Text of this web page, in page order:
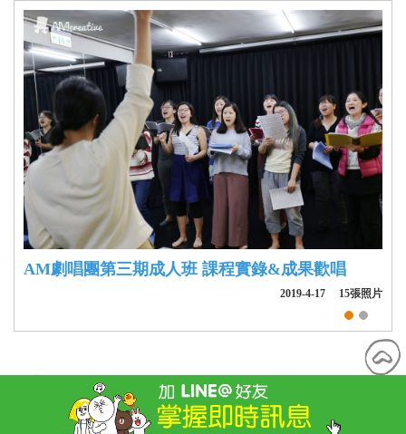
AM劇唱團第三期成人班 課程實錄&成果歡唱
2019-4-17 15張照片
精彩相簿 共16則
舊到新 熱門排序